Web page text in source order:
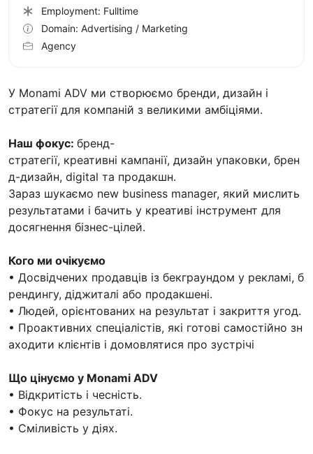
У Monami ADV ми створюємо бренди, дизайн і
стратегії для компаній з великими амбіціями.
Наш фокус: бренд-
стратегії, креативні кампанії, дизайн упаковки, брен
д-дизайн, digital та продакшн.
Зараз шукаємо new business manager, який мислить
результатами і бачить у креативі інструмент для
досягнення бізнес-цілей.
Кого ми очікуємо
• Досвідчених продавців із бекграундом у рекламі, б
рендингу, діджиталі або продакшені.
• Людей, орієнтованих на результат і закриття угод.
• Проактивних спеціалістів, які готові самостійно зн
аходити клієнтів і домовлятися про зустрічі
Що цінуємо у Monami ADV
• Відкритість і чесність.
• Фокус на результаті.
• Сміливість у діях.
Employment: Fulltime
Domain: Advertising / Marketing
Agency